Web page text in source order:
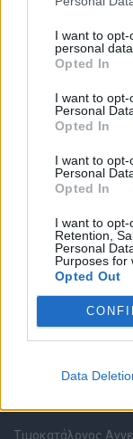
I want to
personal data.
Opted In
I want to
Personal
Opted In
I want to
Personal
Opted In
I want to opt-
Retention,
Personal
Purposes for
Opted Out
Data
Καταχώρηση Online
Συμβουλές Καριέρας
HR corner
Ερωτήσεις
Υπολογισμός
Υπηρεσίες
Τιμοκατάλογος